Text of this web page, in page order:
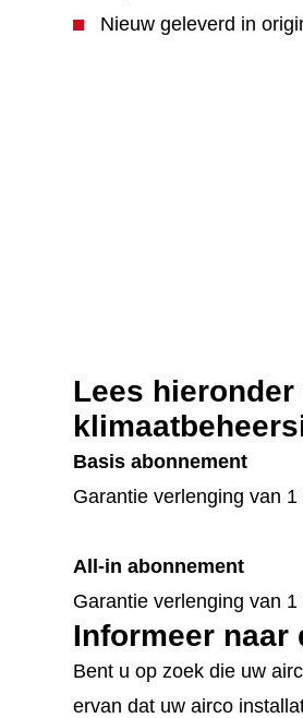
Nieuw geleverd in
Lees
Basis abonnement
Garantie verlenging van
All-in abonnement
Garantie verlenging van
Informeer naar
Bent u op zoek die uw
ervan dat uw airco